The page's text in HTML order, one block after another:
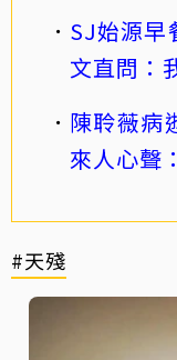
SJ始源早
文直問：
陳聆薇病
來人心聲
#天殘